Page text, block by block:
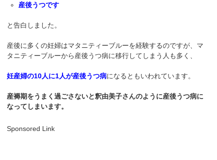
産後うつです
と告白しました。
産後に多くの妊婦はマタニティーブルーを経験するのですが、マ
タニティーブルーから産後うつ病に移行してしまう人も多く、
妊産婦の10人に1人が産後うつ病になるともいわれています。
産褥期をうまく過ごさないと釈由美子さんのように産後うつ病に
なってしまいます。
Sponsored Link